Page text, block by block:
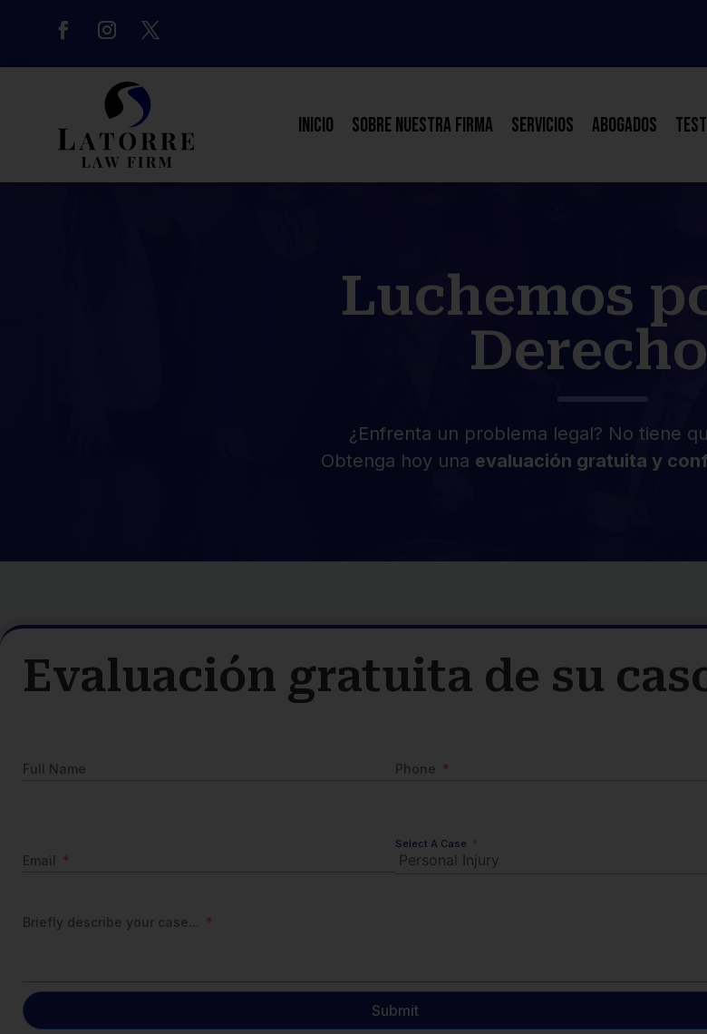
Inicio Sobre Nuestra Firma Servicios Abogados
Luchemos
¿Enfrenta un problema legal? No tiene
Obtenga hoy una evaluación gratuita y
Evaluación gratuita de su
Full Name Phone
Email
Select A Case
Briefly describe your case...
Submit